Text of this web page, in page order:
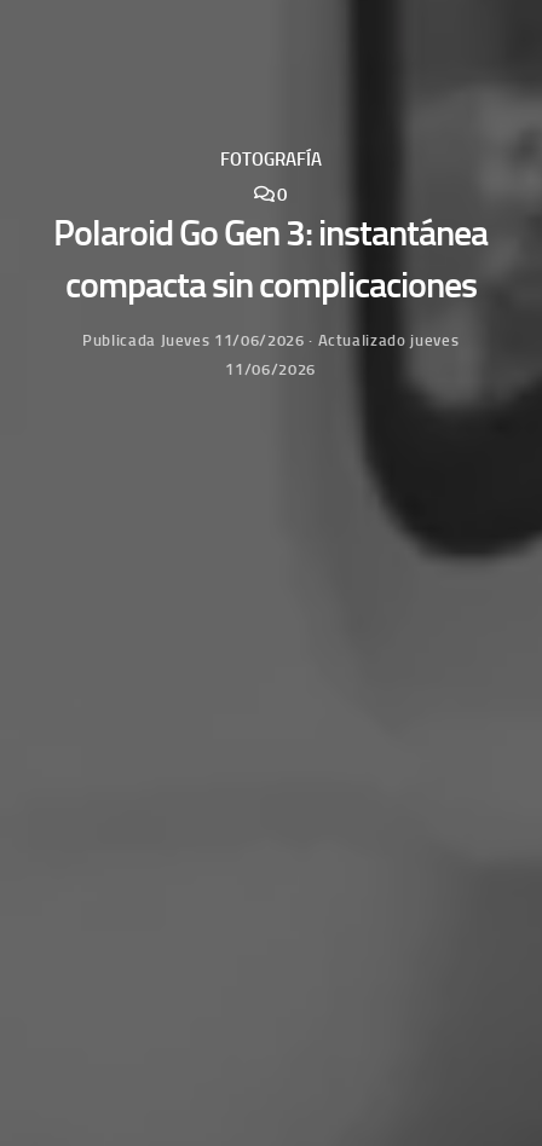
FOTOGRAFÍA
0
Polaroid Go Gen 3: instantánea
compacta sin complicaciones
Publicada Jueves 11/06/2026 · Actualizado jueves
11/06/2026